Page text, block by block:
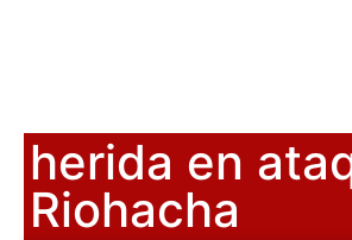
herida en
Riohacha